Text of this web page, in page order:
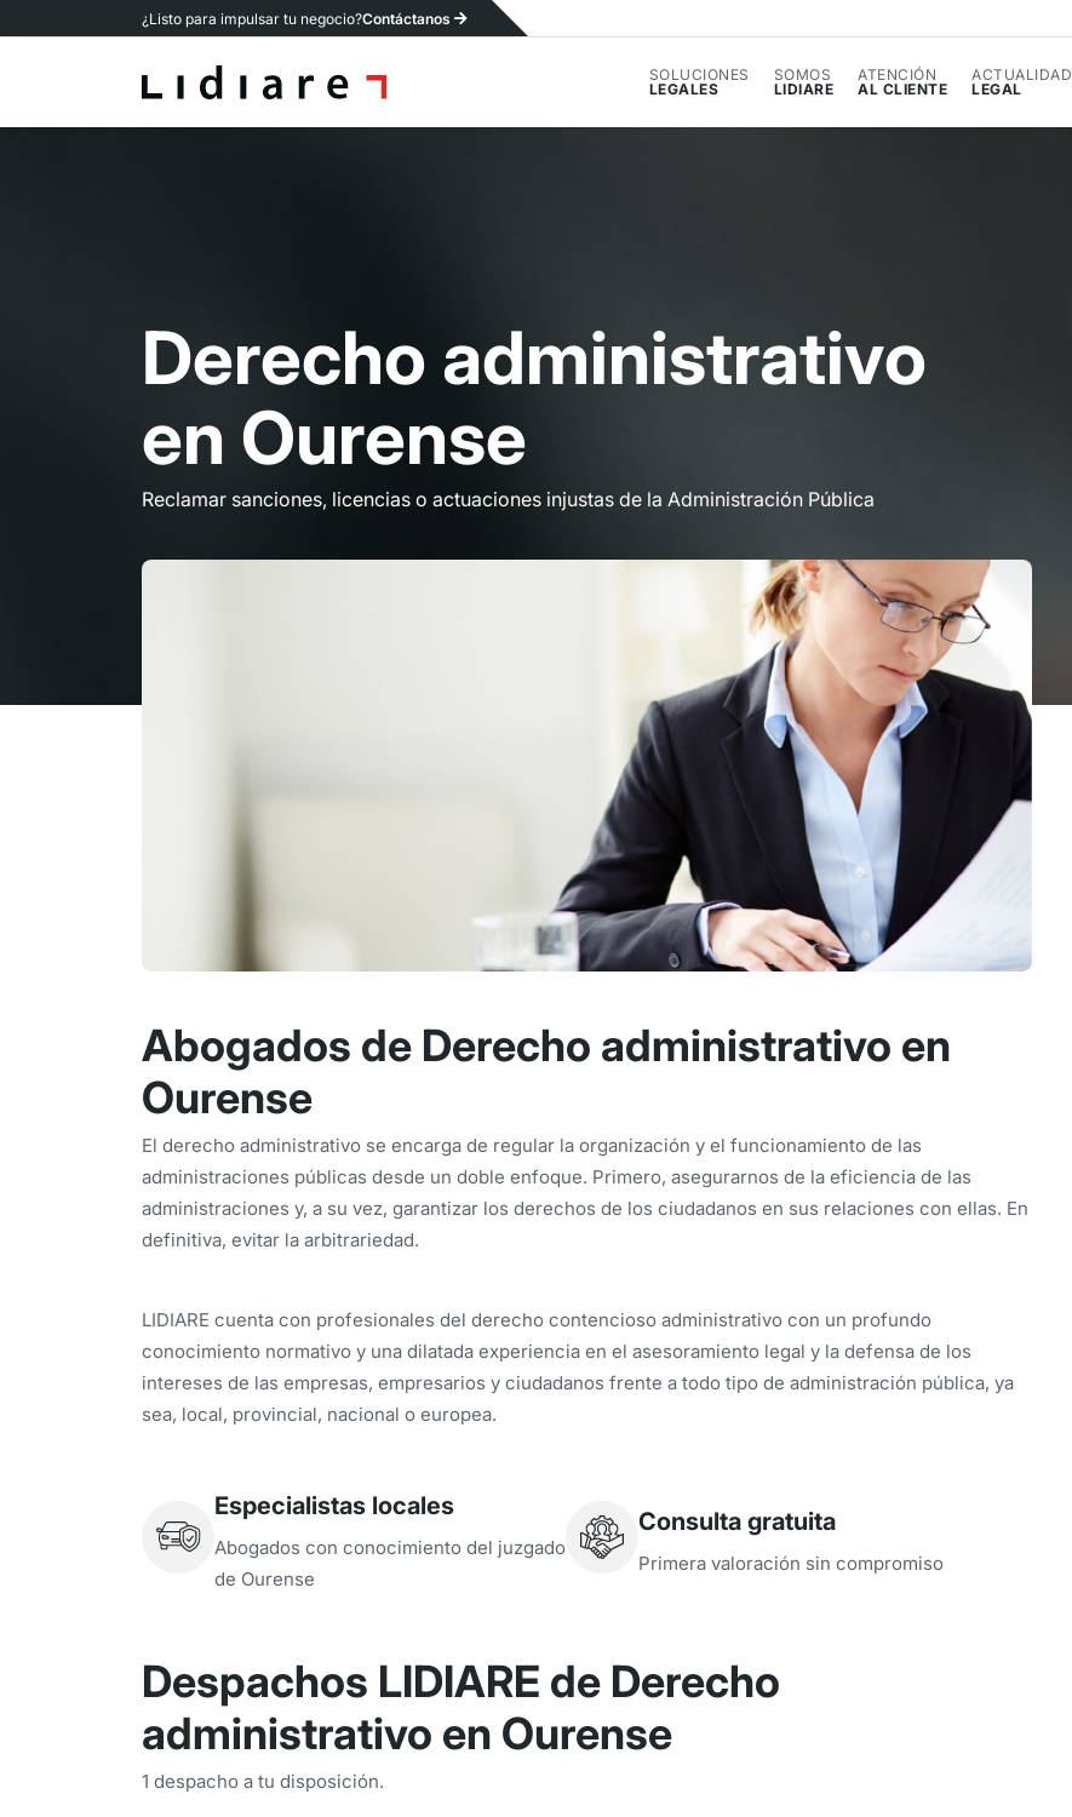
¿Listo para impulsar tu negocio?Contáctanos
SOLUCIONES
LEGALES
SOMOS
LIDIARE
ATENCIÓN
AL CLIENTE
ACTUALIDAD
LEGAL
Derecho administrativo
en Ourense
Reclamar sanciones, licencias o actuaciones injustas de la Administración Pública
Abogados de Derecho administrativo en
Ourense
El derecho administrativo se encarga de regular la organización y el funcionamiento de las
administraciones públicas desde un doble enfoque. Primero, asegurarnos de la eficiencia de las
administraciones y, a su vez, garantizar los derechos de los ciudadanos en sus relaciones con ellas. En
definitiva, evitar la arbitrariedad.
LIDIARE cuenta con profesionales del derecho contencioso administrativo con un profundo
conocimiento normativo y una dilatada experiencia en el asesoramiento legal y la defensa de los
intereses de las empresas, empresarios y ciudadanos frente a todo tipo de administración pública, ya
sea, local, provincial, nacional o europea.
Especialistas locales
Abogados con conocimiento del juzgado
de Ourense
Consulta gratuita
Primera valoración sin compromiso
Despachos LIDIARE de Derecho
administrativo en Ourense
1 despacho a tu disposición.